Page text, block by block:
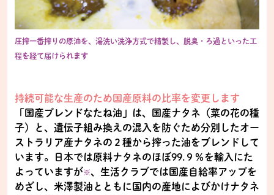
圧搾一番搾りの原油を、湯洗い洗浄方式で精製し、脱臭・ろ過といった工
程を経て届けられます
持続可能な生産のため国産原料の比率を変更します
「国産ブレンドなたね油」は、国産ナタネ（菜の花の種
子）と、遺伝子組み換えの混入を防ぐため分別したオー
ストラリア産ナタネの２種から搾った油をブレンドして
います。日本では原料ナタネのほぼ99.９％を輸入にた
よっていますが※、生活クラブでは国産自給率アップを
めざし、米澤製油とともに国内の産地によびかけナタネ